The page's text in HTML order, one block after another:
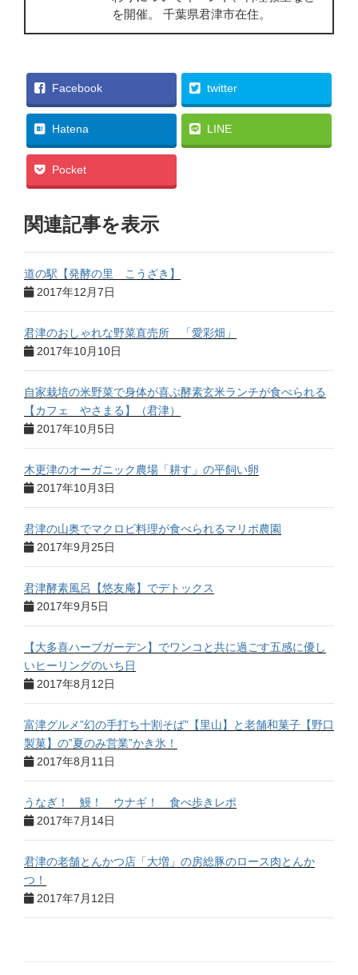
を開催。 千葉県君津市在住。
Facebook twitter
Hatena LINE
Pocket
関連記事を表示
道の駅【発酵の里 こうざき】
2017年12月7日
君津のおしゃれな野菜直売所 「愛彩畑」
2017年10月10日
自家栽培の米野菜で身体が喜ぶ酵素玄米ランチが食べられる
【カフェ やさまる】（君津）
2017年10月5日
木更津のオーガニック農場「耕す」の平飼い卵
2017年10月3日
君津の山奥でマクロビ料理が食べられるマリポ農園
2017年9月25日
君津酵素風呂【悠友庵】でデトックス
2017年9月5日
【大多喜ハーブガーデン】でワンコと共に過ごす五感に優し
いヒーリングのいち日
2017年8月12日
富津グルメ”幻の手打ち十割そば”【里山】と老舗和菓子【野口
製菓】の”夏のみ営業”かき氷！
2017年8月11日
うなぎ！ 鰻！ ウナギ！ 食べ歩きレポ
2017年7月14日
君津の老舗とんかつ店「大増」の房総豚のロース肉とんか
つ！
2017年7月12日